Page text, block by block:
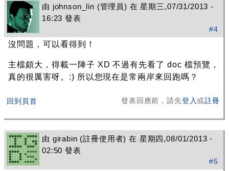
由 johnson_lin (管理員) 在 星期三,07/31/2013 -
16:23 發表
#4
沒問題，可以看得到！
主檔頗大，得載一陣子 XD 不過有先看了 doc 檔預覽，
真的很厲害呀。:) 所以您現在是常兩岸來回跑嗎？
回到頁首 發表回應前，請先登入或註冊
由 girabin (註冊使用者) 在 星期四,08/01/2013 -
02:50 發表
#5